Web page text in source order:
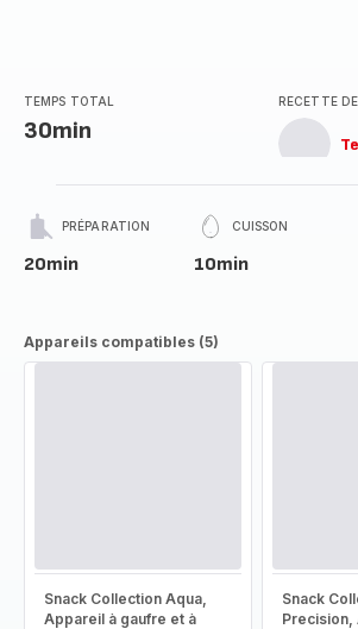
TEMPS TOTAL
30min
RECETTE DE
PRÉPARATION
20min
CUISSON
10min
Appareils compatibles (5)
Snack Collection Aqua,
Appareil à gaufre et à
Snack
Precision,